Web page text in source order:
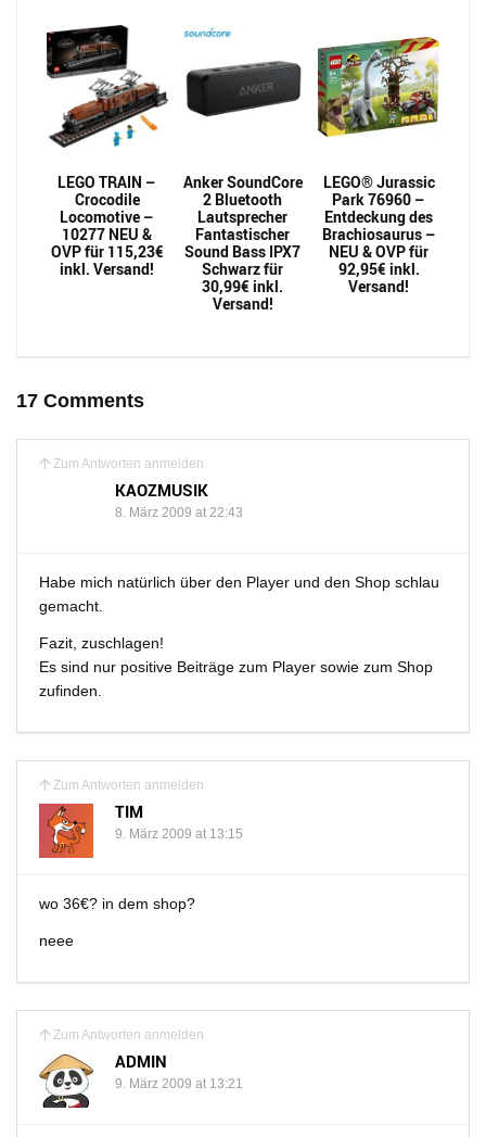
LEGO TRAIN –
Crocodile
Locomotive –
10277 NEU &
OVP für 115,23€
inkl. Versand!
Anker SoundCore
2 Bluetooth
Lautsprecher
Fantastischer
Sound Bass IPX7
Schwarz für
30,99€ inkl.
Versand!
LEGO® Jurassic
Park 76960 –
Entdeckung des
Brachiosaurus –
NEU & OVP für
92,95€ inkl.
Versand!
17 Comments
Zum Antworten anmelden
KAOZMUSIK
8. März 2009 at 22:43
Habe mich natürlich über den Player und den Shop schlau
gemacht.
Fazit, zuschlagen!
Es sind nur positive Beiträge zum Player sowie zum Shop
zufinden.
Zum Antworten anmelden
TIM
9. März 2009 at 13:15
wo 36€? in dem shop?
neee
Zum Antworten anmelden
ADMIN
9. März 2009 at 13:21